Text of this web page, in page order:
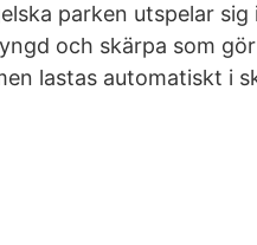
parken utspelar sig
och skärpa som
lastas automatiskt i